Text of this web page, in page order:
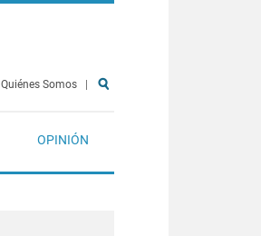
Quiénes Somos
OPINIÓN